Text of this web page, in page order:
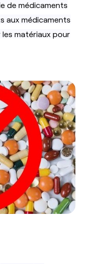
de médicaments
aux médicaments
matériaux pour